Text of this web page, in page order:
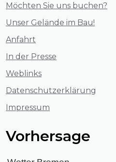
Möchten Sie uns buchen?
Unser Gelände im Bau!
Anfahrt
In der Presse
Weblinks
Datenschutzerklärung
Impressum
Vorhersage